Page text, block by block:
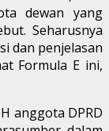
dewan yang
Seharusnya
dan penjelasan
Formula E ini,
anggota DPRD